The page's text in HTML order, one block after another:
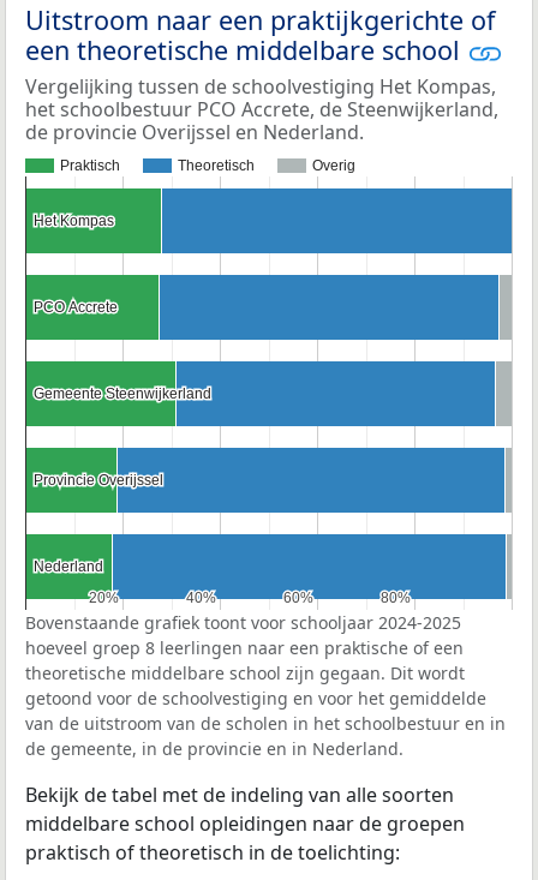
Uitstroom naar een praktijkgerichte of
een theoretische middelbare school
Vergelijking tussen de schoolvestiging Het Kompas,
het schoolbestuur PCO Accrete, de Steenwijkerland,
de provincie Overijssel en Nederland.
Praktisch Theoretisch Overig
20%
20% 40%
40% 60%
60% 80%
80%
Het Kompas
Het Kompas
PCO Accrete
PCO Accrete
Gemeente Steenwijkerland
Gemeente Steenwijkerland
Provincie Overijssel
Provincie Overijssel
Nederland
Nederland
Bovenstaande grafiek toont voor schooljaar 2024-2025
hoeveel groep 8 leerlingen naar een praktische of een
theoretische middelbare school zijn gegaan. Dit wordt
getoond voor de schoolvestiging en voor het gemiddelde
van de uitstroom van de scholen in het schoolbestuur en in
de gemeente, in de provincie en in Nederland.
Bekijk de tabel met de indeling van alle soorten
middelbare school opleidingen naar de groepen
praktisch of theoretisch in de toelichting: